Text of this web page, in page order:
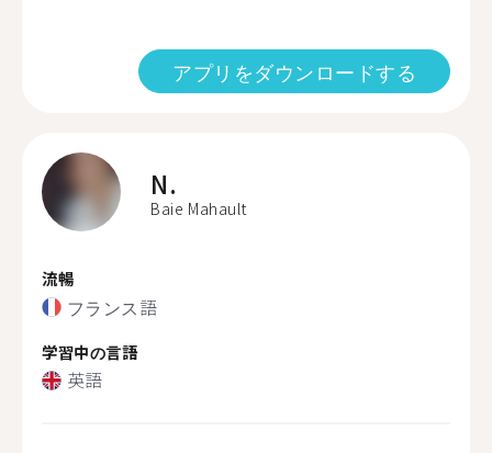
アプリをダウンロードする
N.
Baie Mahault
流暢
フランス語
学習中の言語
英語